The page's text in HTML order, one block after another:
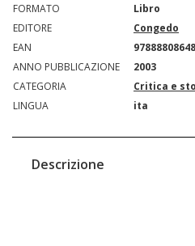
FORMATO
Libro
EDITORE
Congedo
EAN
ANNO PUBBLICAZIONE
2003
CATEGORIA
Critica e
LINGUA
ita
Descrizione